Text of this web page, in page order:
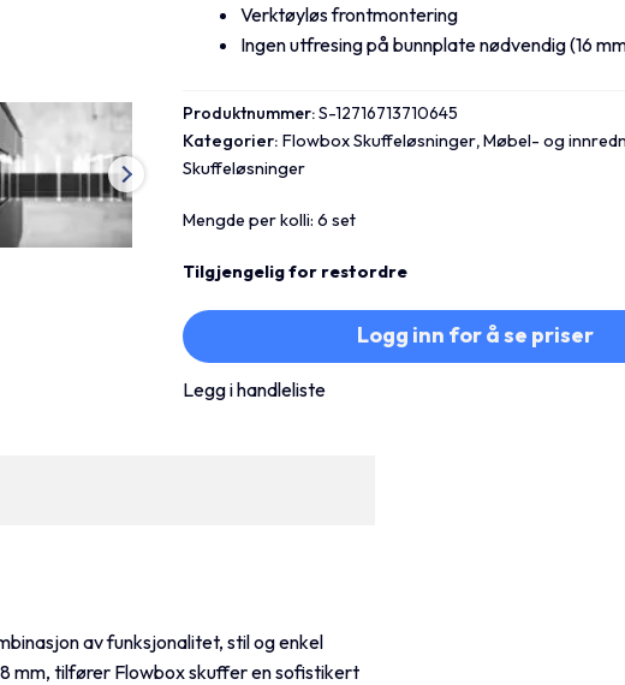
Verktøyløs frontmontering
Ingen utfresing på bunnplate nødvendig (16
Produktnummer:S-12716713710645
Kategorier:Flowbox Skuffeløsninger,Møbel- og
Skuffeløsninger
Mengde per kolli: 6 set
Tilgjengelig for restordre
Logg inn for å se priser
Legg i handleliste
av funksjonalitet, stil og enkel
mm, tilfører Flowbox skuffer en sofistikert